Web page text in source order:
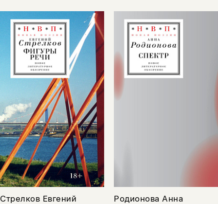
Стрелков Евгений Родионова Анна